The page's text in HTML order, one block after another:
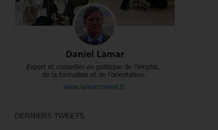
DERNIERS TWEETS